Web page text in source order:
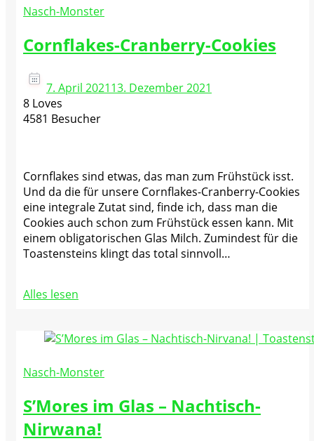
Nasch-Monster
Cornflakes-Cranberry-Cookies
7. April 202113. Dezember 2021
8 Loves
4581 Besucher
Cornflakes sind etwas, das man zum Frühstück isst.
Und da die für unsere Cornflakes-Cranberry-Cookies
eine integrale Zutat sind, finde ich, dass man die
Cookies auch schon zum Frühstück essen kann. Mit
einem obligatorischen Glas Milch. Zumindest für die
Toastensteins klingt das total sinnvoll…
Alles lesen
Nasch-Monster
S’Mores im Glas – Nachtisch-
Nirwana!